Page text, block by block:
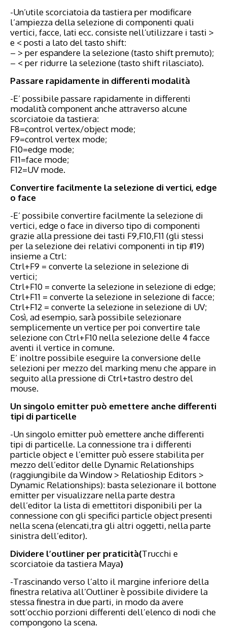
-Un’utile scorciatoia da tastiera per modificare
l’ampiezza della selezione di componenti quali
vertici, facce, lati ecc. consiste nell’utilizzare i tasti >
e < posti a lato del tasto shift:
– > per espandere la selezione (tasto shift premuto);
– < per ridurre la selezione (tasto shift rilasciato).
Passare rapidamente in differenti modalità
-E’ possibile passare rapidamente in differenti
modalità component anche attraverso alcune
scorciatoie da tastiera:
F8=control vertex/object mode;
F9=control vertex mode;
F10=edge mode;
F11=face mode;
F12=UV mode.
Convertire facilmente la selezione di vertici, edge
o face
-E’ possibile convertire facilmente la selezione di
vertici, edge o face in diverso tipo di componenti
grazie alla pressione dei tasti F9,F10,F11 (gli stessi
per la selezione dei relativi componenti in tip #19)
insieme a Ctrl:
Ctrl+F9 = converte la selezione in selezione di
vertici;
Ctrl+F10 = converte la selezione in selezione di edge;
Ctrl+F11 = converte la selezione in selezione di facce;
Ctrl+F12 = converte la selezione in selezione di UV;
Così, ad esempio, sarà possibile selezionare
semplicemente un vertice per poi convertire tale
selezione con Ctrl+F10 nella selezione delle 4 facce
aventi il vertice in comune.
E’ inoltre possibile eseguire la conversione delle
selezioni per mezzo del marking menu che appare in
seguito alla pressione di Ctrl+tastro destro del
mouse.
Un singolo emitter può emettere anche differenti
tipi di particelle
-Un singolo emitter può emettere anche differenti
tipi di particelle. La connessione tra i differenti
particle object e l’emitter può essere stabilita per
mezzo dell’editor delle Dynamic Relationships
(raggiungibile da Window > Relatioship Editors >
Dynamic Relationships): basta selezionare il bottone
emitter per visualizzare nella parte destra
dell’editor la lista di emettitori disponibili per la
connessione con gli specifici particle object presenti
nella scena (elencati,tra gli altri oggetti, nella parte
sinistra dell’editor).
Dividere l’outliner per praticità(Trucchi e
scorciatoie da tastiera Maya)
-Trascinando verso l’alto il margine inferiore della
finestra relativa all’Outliner è possibile dividere la
stessa finestra in due parti, in modo da avere
sott’occhio porzioni differenti dell’elenco di nodi che
compongono la scena.